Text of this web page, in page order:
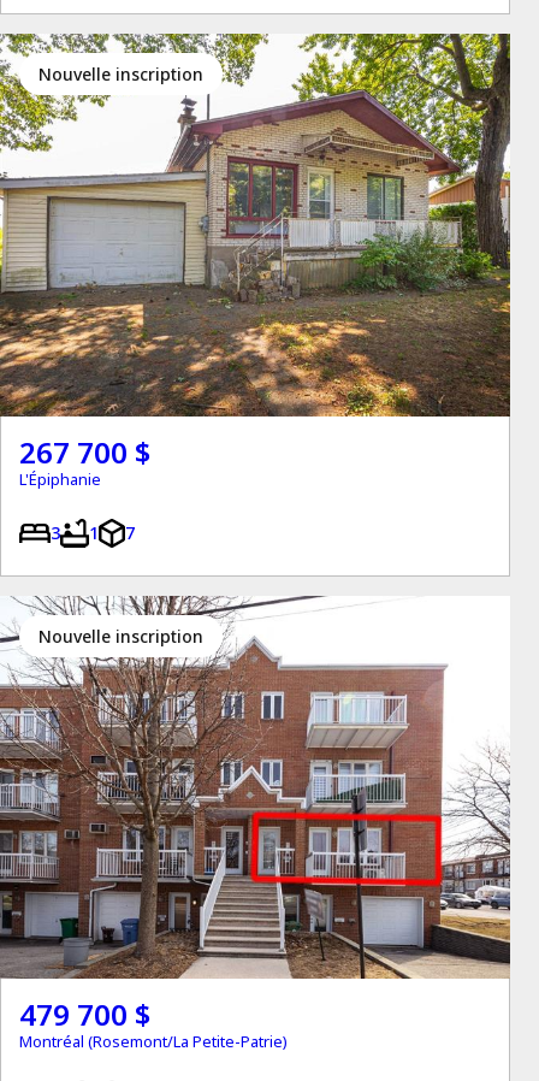
Nouvelle inscription
267 700 $
L'Épiphanie
3 1 7
Nouvelle inscription
479 700 $
Montréal (Rosemont/La Petite-Patrie)